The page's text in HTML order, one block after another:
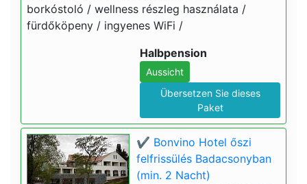
borkóstoló / wellness részleg használata /
fürdőköpeny / ingyenes WiFi /
Halbpension
Aussicht
Übersetzen Sie dieses
Paket
✔️ Bonvino Hotel őszi
felfrissülés Badacsonyban
(min. 2 Nacht)